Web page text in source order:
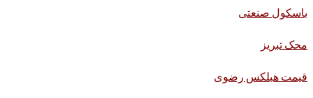
باسکول صنعتی
محک تبریز
قیمت هبلکس رضوی